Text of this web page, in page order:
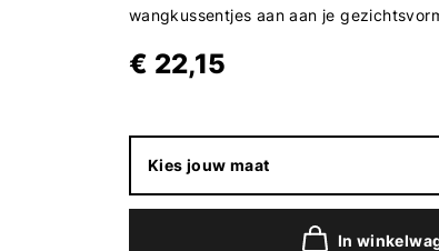
wangkussentjes aan aan je
€ 22,15
Kies jouw maat
In